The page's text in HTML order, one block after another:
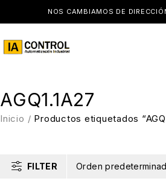
NOS CAMBIAMOS DE
AGQ1.1A27
Inicio / Productos etiquetados
FILTER Orden